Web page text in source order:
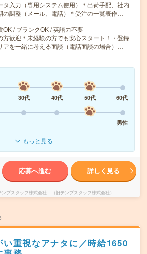
タ入力（専用システム使用）＊出荷手配、社内
の調整（メール、電話）＊受注の一覧表作…
OK / ブランクOK / 英語力不要
方歓迎＊未経験の方でも安心スタート！・登録
アを一緒に考える面談（電話面談の場合）…
30代 40代 50代
60代
男性
もっと見る
応募へ進む 詳しく見る
ンプスタッフ株式会社 （旧テンプスタッフ株式会社）
い重視なアナタに／時給1650